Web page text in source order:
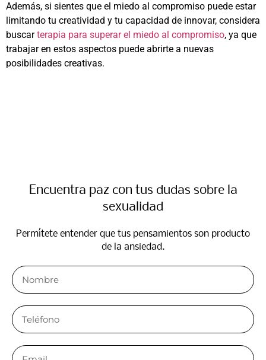
Además, si sientes que el miedo al compromiso puede estar
limitando tu creatividad y tu capacidad de innovar, considera
buscarterapia para superar el miedo al compromiso, ya que
trabajar en estos aspectos puede abrirte a nuevas
posibilidades creativas.
Encuentra paz con tus dudas sobre la
sexualidad
Permítete entender que tus pensamientos son producto
de la ansiedad.